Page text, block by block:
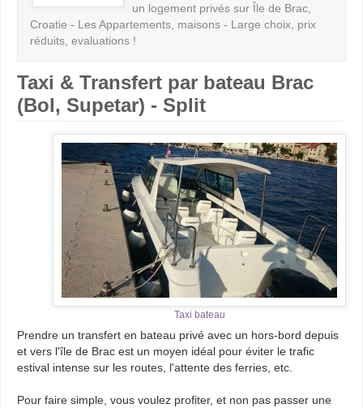
un logement privés sur Île de Brac,
Croatie - Les Appartements, maisons - Large choix, prix
réduits, evaluations !
Taxi & Transfert par bateau Brac
(Bol, Supetar) - Split
Taxi bateau
Prendre un transfert en bateau privé avec un hors-bord depuis
et vers l'île de Brac est un moyen idéal pour éviter le trafic
estival intense sur les routes, l'attente des ferries, etc.
Pour faire simple, vous voulez profiter, et non pas passer une